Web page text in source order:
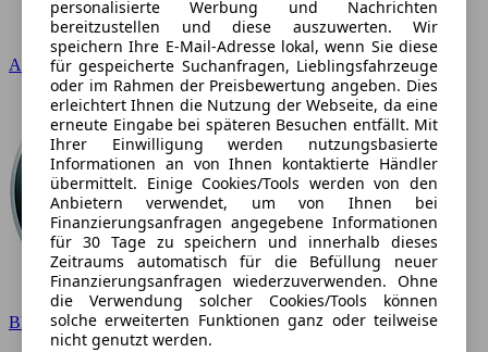
Audi
BMW
personalisierte Werbung und Nachrichten
bereitzustellen und diese auszuwerten. Wir
speichern Ihre E-Mail-Adresse lokal, wenn Sie diese
für gespeicherte Suchanfragen, Lieblingsfahrzeuge
oder im Rahmen der Preisbewertung angeben. Dies
erleichtert Ihnen die Nutzung der Webseite, da eine
erneute Eingabe bei späteren Besuchen entfällt. Mit
Ihrer Einwilligung werden nutzungsbasierte
Informationen an von Ihnen kontaktierte Händler
übermittelt. Einige Cookies/Tools werden von den
Anbietern verwendet, um von Ihnen bei
Finanzierungsanfragen angegebene Informationen
für 30 Tage zu speichern und innerhalb dieses
Zeitraums automatisch für die Befüllung neuer
Finanzierungsanfragen wiederzuverwenden. Ohne
die Verwendung solcher Cookies/Tools können
solche erweiterten Funktionen ganz oder teilweise
nicht genutzt werden.